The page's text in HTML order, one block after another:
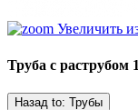
Увеличить
Труба с раструбом